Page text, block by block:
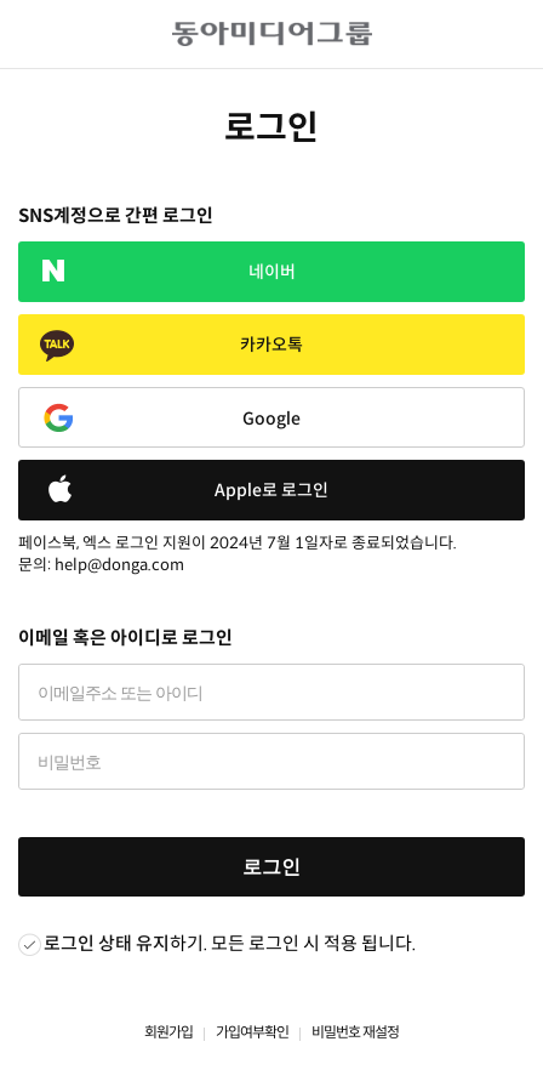
로그인
SNS계정으로 간편 로그인
네이버
카카오톡
Google
Apple로 로그인
페이스북, 엑스 로그인 지원이 2024년 7월 1일자로 종료되었습니다.
문의: help@donga.com
이메일 혹은 아이디로 로그인
로그인
로그인 상태 유지하기. 모든 로그인 시 적용 됩니다.
회원가입 가입여부확인 비밀번호 재설정